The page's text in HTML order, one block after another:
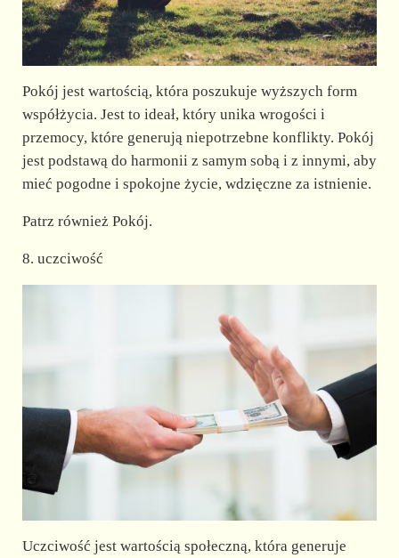
Pokój jest wartością, która poszukuje wyższych form
współżycia. Jest to ideał, który unika wrogości i
przemocy, które generują niepotrzebne konflikty. Pokój
jest podstawą do harmonii z samym sobą i z innymi, aby
mieć pogodne i spokojne życie, wdzięczne za istnienie.
Patrz również Pokój.
8. uczciwość
Uczciwość jest wartością społeczną, która generuje